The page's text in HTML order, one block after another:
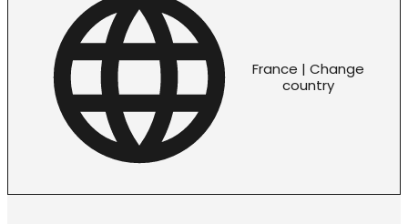
France | Change
country